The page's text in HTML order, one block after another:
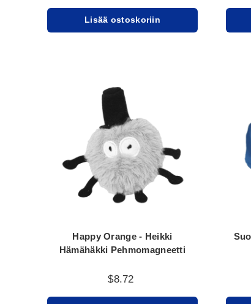
Lisää ostoskoriin
Happy Orange - Heikki
Hämähäkki Pehmomagneetti
$8.72